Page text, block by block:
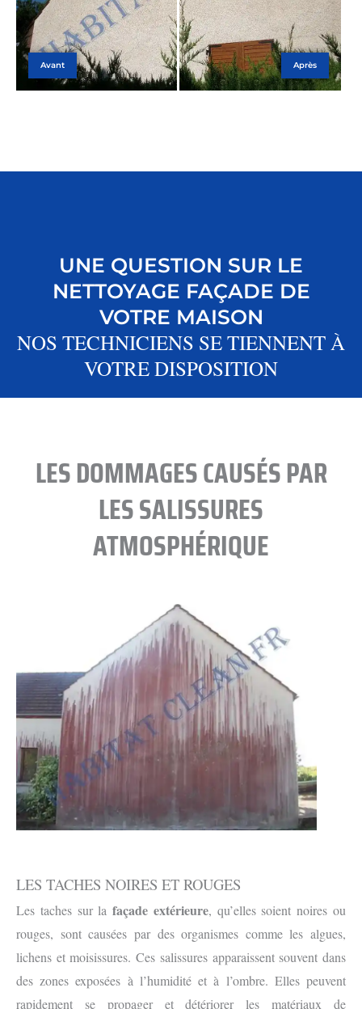
Avant Après
UNE QUESTION SUR LE
NETTOYAGE FAÇADE DE
VOTRE MAISON
NOS TECHNICIENS SE TIENNENT À
VOTRE DISPOSITION
LES DOMMAGES CAUSÉS PAR
LES SALISSURES
ATMOSPHÉRIQUE
LES TACHES NOIRES ET ROUGES
Les taches sur lafaçade extérieure, qu’elles soient noires ou
rouges, sont causées par des organismes comme les algues,
lichens et moisissures. Ces salissures apparaissent souvent dans
des zones exposées à l’humidité et à l’ombre. Elles peuvent
rapidement se propager et détériorer les matériaux de